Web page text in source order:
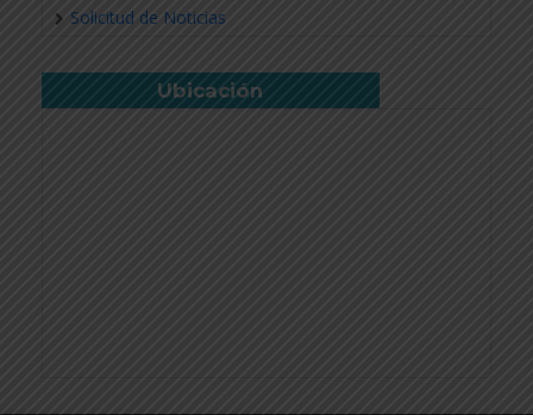
Solicitud de Noticias
Ubicación